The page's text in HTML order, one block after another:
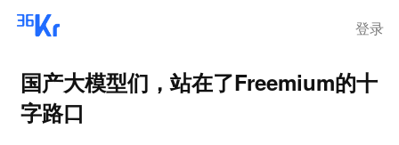
登录
国产大模型们，站在了Freemium的十
字路口